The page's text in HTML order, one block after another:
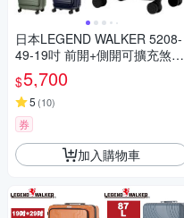
日本LEGEND WALKER 5208-
49-19吋 前開+側開可擴充煞車
拉鍊箱
$5,700
5 (10)
券
加入購物車